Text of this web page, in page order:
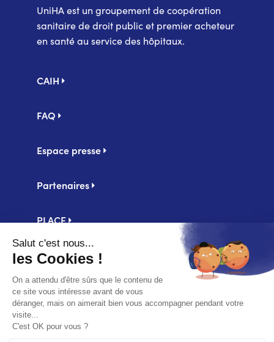
UniHA est un groupement de coopération
sanitaire de droit public et premier acheteur
en santé au service des hôpitaux.
de
CAIH
FAQ
Espace presse
Partenaires
PLACE
Centrale d'achat UniHA
Second
Mentions légales